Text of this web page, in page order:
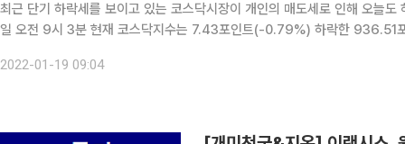
최근 단기 하락세를 보이고 있는 코스닥시장이 개인의 매도세로 인해 오늘도
일 오전 9시 3분 현재 코스닥지수는 7.43포인트(-0.79%) 하락한 936.51포
2022-01-19 09:04